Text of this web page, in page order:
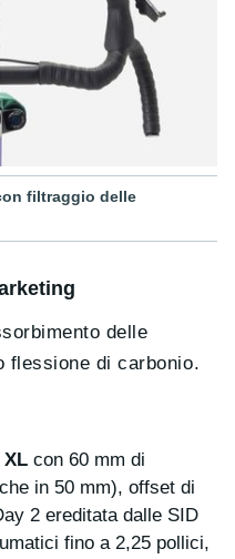
filtraggio delle
delle
flessione di carbonio.
XL con 60 mm di
in 50 mm), offset di
2 ereditata dalle SID
fino a 2,25 pollici,